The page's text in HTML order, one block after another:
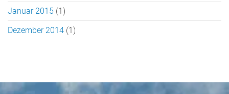
Januar 2015 (1)
Dezember 2014 (1)